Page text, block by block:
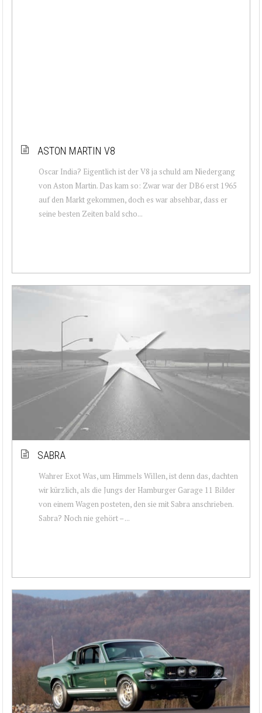
ASTON MARTIN V8
Oscar India? Eigentlich ist der V8 ja schuld am Niedergang
von Aston Martin. Das kam so: Zwar war der DB6 erst 1965
auf den Markt gekommen, doch es war absehbar, dass er
seine besten Zeiten bald scho...
SABRA
Wahrer Exot Was, um Himmels Willen, ist denn das, dachten
wir kürzlich, als die Jungs der Hamburger Garage 11 Bilder
von einem Wagen posteten, den sie mit Sabra anschrieben.
Sabra? Noch nie gehört – ...